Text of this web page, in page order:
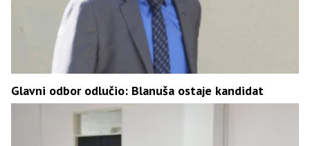
Glavni odbor odlučio: Blanuša ostaje kandidat